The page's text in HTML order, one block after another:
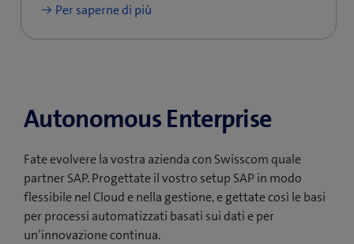
Per saperne di più
Autonomous Enterprise
Fate evolvere la vostra azienda con Swisscom quale
partner SAP. Progettate il vostro setup SAP in modo
flessibile nel Cloud e nella gestione, e gettate così le basi
per processi automatizzati basati sui dati e per
un’innovazione continua.